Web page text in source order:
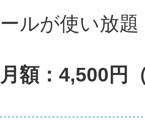
ールが使い放題
月額：4,500円